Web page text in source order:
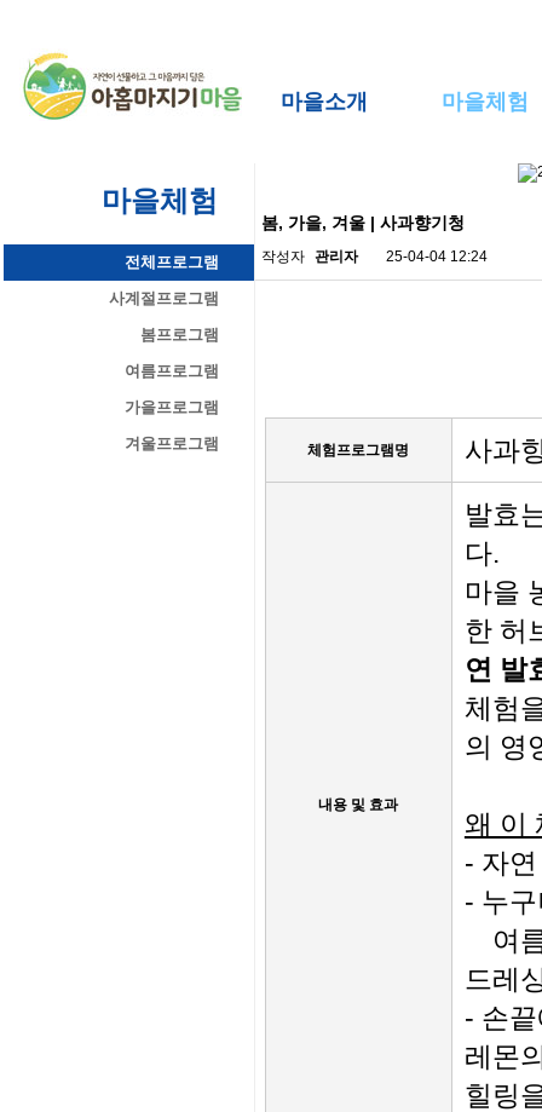
마을소개 마을체험
마을체험
전체프로그램
사계절프로그램
봄프로그램
여름프로그램
가을프로그램
겨울프로그램
봄, 가을, 겨울 | 사과향기청
작성자 관리자 25-04-04 12:24
체험프로그램명 사과
내용 및 효과
발효
다.
마을
한 허
연 발
체험
의 영
왜 이
- 자
- 누
여
드레
- 손
레몬
힐링